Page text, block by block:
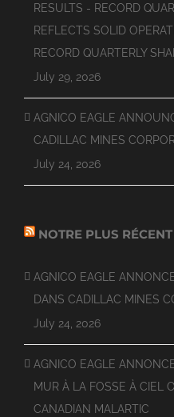
RESULTS - RECORD
REFLECTS SOLID
RECORD QUARTERLY
July 29, 2026
AGNICO EAGLE
CADILLAC MINES
July 24, 2026
NOTRE PLUS
AGNICO EAGLE
DANS CADILLAC MINES
July 24, 2026
AGNICO EAGLE
MUR À LA FOSSE À CIEL
CANADIAN MALARTIC